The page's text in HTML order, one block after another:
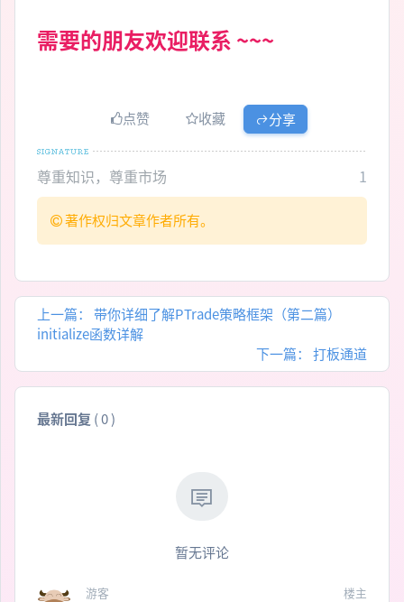
需要的朋友欢迎联系 ~~~
点赞 收藏 分享
尊重知识，尊重市场 1
著作权归文章作者所有。
上一篇：
带你详细了解PTrade策略框架（第二篇）
initialize函数详解
下一篇：
打板通道
最新回复 (0)
暂无评论
游客 楼主